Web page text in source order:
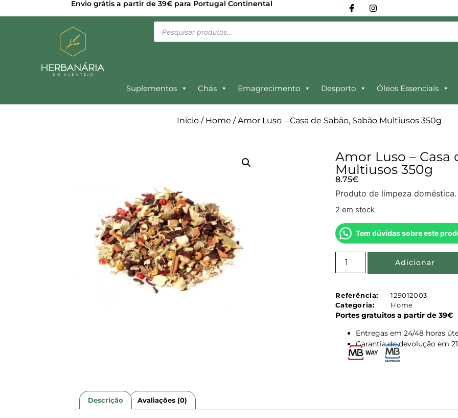
Envio grátis a partir de 39€ para Portugal Continental
Suplementos Chás Emagrecimento Desporto Óleos Essenciais
Início/ Home / Amor Luso – Casa de Sabão, Sabão Multiusos 350g
Amor Luso – Casa
Multiusos 350g
8.75€
Produto de limpeza doméstica.
2 em stock
Tem dúvidas sobre este
Adicionar
Referência:
129012003
Categoria:
Home
Portes gratuitos a partir de 39€
Entregas em 24/48 horas
Garantia de devolução em
Descrição Avaliações (0)